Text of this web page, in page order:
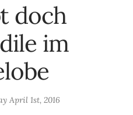
doch
im
April 1st, 2016